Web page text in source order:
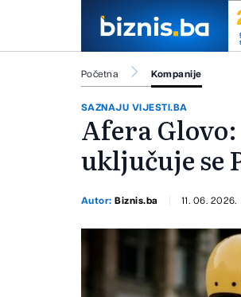
Početna Kompanije
SAZNAJU VIJESTI.BA
Afera
uključuje se
Autor:Biznis.ba 11. 06. 2026.